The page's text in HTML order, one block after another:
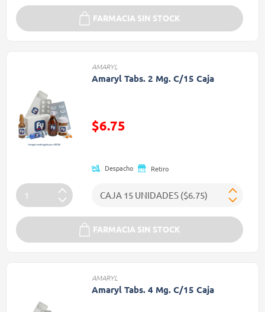
FARMACIA SIN STOCK
AMARYL
Amaryl Tabs. 2 Mg. C/15 Caja
Precio reducido de
$6.75
Despacho Retiro
FARMACIA SIN STOCK
AMARYL
Amaryl Tabs. 4 Mg. C/15 Caja